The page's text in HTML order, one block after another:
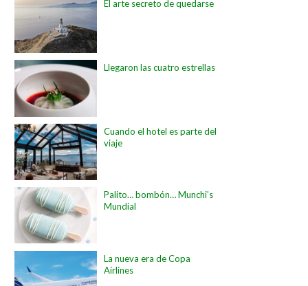
El arte secreto de quedarse
Llegaron las cuatro estrellas
Cuando el hotel es parte del
viaje
Palito… bombón… Munchi’s
Mundial
La nueva era de Copa
Airlines